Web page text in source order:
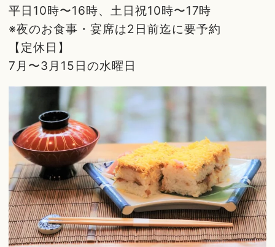
平日10時〜16時、土日祝10時〜17時
※夜のお食事・宴席は2日前迄に要予約
【定休日】
7月〜3月15日の水曜日